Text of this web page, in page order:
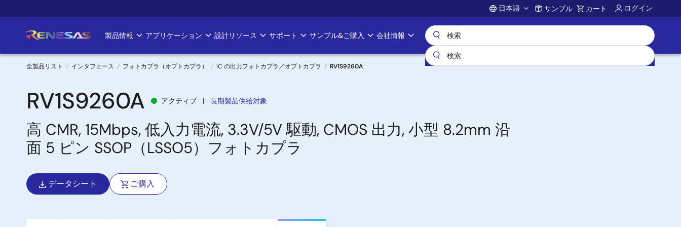
イ
ン
Account
日本語 サンプル カート ログイン
Main
navigation
製品情報 アプリケーション 設計リソース サポート サンプル&ご購入 会社情報
パ
ン
く
ず
全製品リスト インタフェース フォトカプラ（オプトカプラ） IC の出力フォトカプラ／オプトカプラ RV1S9260A
RV1S9260A アクティブ 長期製品供給対象
高 CMR, 15Mbps, 低入力電流, 3.3V/5V 駆動, CMOS 出力, 小型 8.2mm 沿
面 5 ピン SSOP（LSSO5）フォトカプラ
データシート ご購入